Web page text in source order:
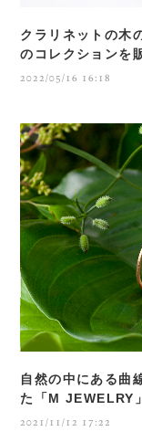
クラリネットの木
のコレクションを
2022/05/16 16:18
自然の中にある曲
た「M JEWELRY
2021/11/12 17:22